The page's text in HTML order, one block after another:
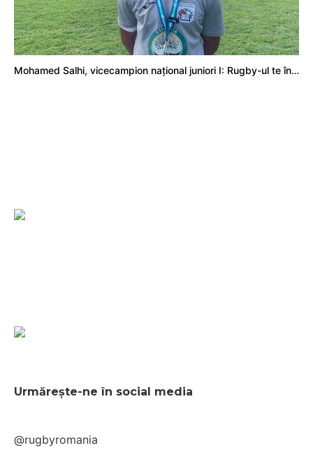
Mohamed Salhi, vicecampion național juniori I: Rugby-ul te învață să accepți și înfrângerile
Urmărește-ne în social media
@rugbyromania